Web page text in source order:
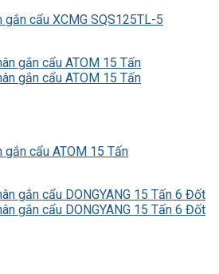
cẩu XCMG SQS125TL-5
cẩu ATOM 15 Tấn